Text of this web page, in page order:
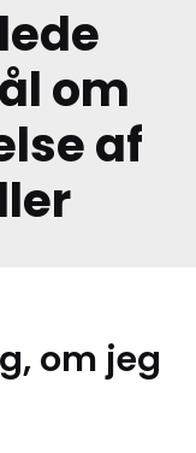
om
af
om jeg